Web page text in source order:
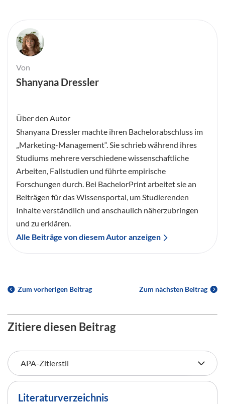
Von
Shanyana Dressler
Über den Autor
Shanyana Dressler machte ihren Bachelorabschluss im
„Marketing-Management“. Sie schrieb während ihres
Studiums mehrere verschiedene wissenschaftliche
Arbeiten, Fallstudien und führte empirische
Forschungen durch. Bei BachelorPrint arbeitet sie an
Beiträgen für das Wissensportal, um Studierenden
Inhalte verständlich und anschaulich näherzubringen
und zu erklären.
Alle Beiträge von diesem Autor anzeigen
Zum vorherigen Beitrag Zum nächsten Beitrag
Zitiere diesen Beitrag
Literaturverzeichnis